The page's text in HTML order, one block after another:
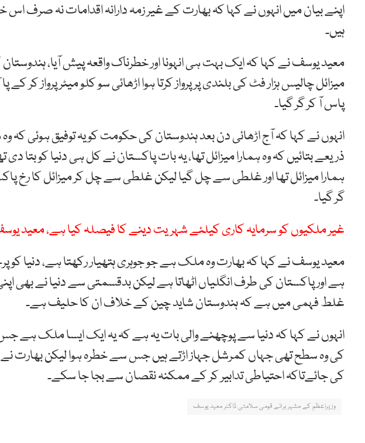
اپنے بیان میں انہوں نے کہا کہ بھارت کے غیر زمہ دارانہ اقدامات نہ صرف
ہیں۔
معید یوسف نے کہا کہ ایک بہت ہی انہونا اور خطرناک واقعہ پیش آیا،
میزائل چالیس ہزار فٹ کی بلندی پر پرواز کرتا ہوا اڑھائی سو کلو میٹر پرواز
پاس آ کر گر گیا۔
انہوں نے کہا کہ آج اڑھائی دن بعد ہندوستان کی حکومت کو یہ توفیق ہوئی کہ
ذریعے بتائیں کہ وہ ہمارا میزائل تھا، یہ بات پاکستان نے کل ہی دنیا کو بتا دی
ہمارا میزائل تھا اور غلطی سے چل گیا لیکن غلطی سے چل کر میزائل کا رخ
گر گیا۔
غیر ملکیوں کو سرمایہ کاری کیلئے شہریت دینے کا فیصلہ کیا ہے، معید
معید یوسف نے کہا کہ بھارت وہ ملک ہے جو جوہری ہتھیار رکھتا ہے، دنیا کو
ہے اور پاکستان کی طرف انگلیاں اٹھاتا ہے لیکن بدقسمتی سے دنیا نے بھی
غلط فہمی میں ہے کہ ہندوستان شاید چین کے خلاف ان کا حلیف ہے۔
انہوں نے کہا کہ دنیا سے پوچھنے والی بات یہ ہے کہ یہ ایک ایسا ملک ہے جس
کی وہ سطح تھی جہاں کمرشل جہاز اڑتے ہیں جس سے خطرہ ہوا لیکن بھارت
کی جائےتاکہ احتیاطی تدابیر کر کے ممکنہ نقصان سے بجا جا سکے۔
وزیراعظم کے مشیر برائے قومی سلامتی ڈاکٹر معید یوسف